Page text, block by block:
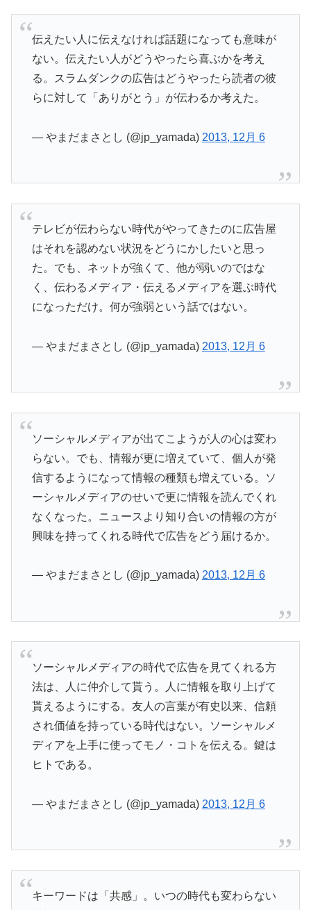
伝えたい人に伝えなければ話題になっても意味が
ない。伝えたい人がどうやったら喜ぶかを考え
る。スラムダンクの広告はどうやったら読者の彼
らに対して「ありがとう」が伝わるか考えた。
— やまだまさとし (@jp_yamada) 2013, 12月 6
テレビが伝わらない時代がやってきたのに広告屋
はそれを認めない状況をどうにかしたいと思っ
た。でも、ネットが強くて、他が弱いのではな
く、伝わるメディア・伝えるメディアを選ぶ時代
になっただけ。何が強弱という話ではない。
— やまだまさとし (@jp_yamada) 2013, 12月 6
ソーシャルメディアが出てこようが人の心は変わ
らない。でも、情報が更に増えていて、個人が発
信するようになって情報の種類も増えている。ソ
ーシャルメディアのせいで更に情報を読んでくれ
なくなった。ニュースより知り合いの情報の方が
興味を持ってくれる時代で広告をどう届けるか。
— やまだまさとし (@jp_yamada) 2013, 12月 6
ソーシャルメディアの時代で広告を見てくれる方
法は、人に仲介して貰う。人に情報を取り上げて
貰えるようにする。友人の言葉が有史以来、信頼
され価値を持っている時代はない。ソーシャルメ
ディアを上手に使ってモノ・コトを伝える。鍵は
ヒトである。
— やまだまさとし (@jp_yamada) 2013, 12月 6
キーワードは「共感」。いつの時代も変わらない